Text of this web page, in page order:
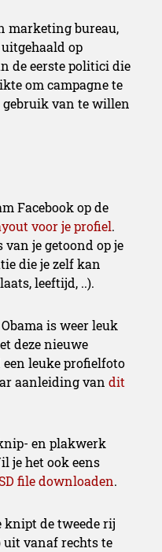
marketing bureau,
op
de eerste politici die
om campagne te
van te willen
Facebook op de
voor je profiel.
van je getoond op je
die je zelf kan
leeftijd, ..).
is weer leuk
deze nieuwe
leuke profielfoto
aanleiding van dit
en plakwerk
je het ook eens
file downloaden.
knipt de tweede rij
uit vanaf rechts te